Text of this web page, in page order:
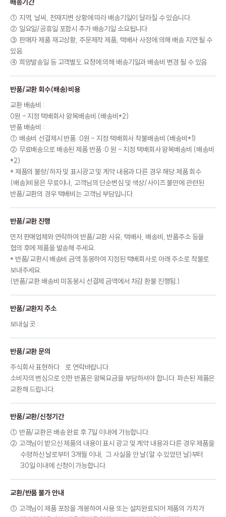
배송기간
① 지역, 날씨, 천재지변 상황에 따라 배송기일이 달라질 수 있습니다.
② 일요일/공휴일 포함시 추가 배송기일 소요됩니다.
③ 판매자 제품 재고상황, 주문제작 제품, 택배사 사정에 의해 배송 지연 될 수
있음.
④ 희망발송일 등 고객별도 요청에 의해 배송기일과 배송비 변경 될 수 있음
반품/교환 회수(배송)비용
교환 배송비 :
0원 - 지정 택배회사 왕복배송비 (배송비*2)
반품 배송비 :
① 배송비 선결제시 반품 :0원 - 지정 택배회사 착불배송비 (배송비*1)
② 무료배송으로 배송된 제품 반품 :0 원 - 지정 택배회사 왕복배송비 (배송비
*2)
* 제품의 불량/하자 및 표시광고 및 계약 내용과 다른 경우 해당 제품 회수
(배송)비용은 무료이나, 고객님의 단순변심 및 색상/사이즈 불만에 관련된
반품/교환의 경우 택배비는 고객님 부담입니다.
반품/교환 진행
먼저 판매업체와 연락하여 반품/교환 사유, 택배사, 배송비, 반품주소 등을
협의 후에 제품을 발송해 주세요.
* 반품/교환시 배송비 금액 동봉하여 지정된 택배회사로 아래 주소로 착불로
보내주세요.
(반품/교환 배송비 미동봉시 선결제 금액에서 차감 환불 진행됨.)
반품/교환지 주소
보내실 곳 :
반품/교환 문의
주식회사 표현하다 로 연락바랍니다.
소비자의 변심으로 인한 반품은 왕복요금을 부담하셔야 합니다. 파손된 제품은
교환해 드립니다.
반품/교환/신청기간
① 반품/교환은 배송 완료 후 7일 이내에 가능합니다.
② 고객님이 받으신 제품의 내용이 표시 광고 및 계약 내용과 다른 경우 제품을
수령하신 날로부터 3개월 이내, 그 사실을 안 날(알 수 있었던 날)부터
30일 이내에 신청이 가능합니다.
교환/반품 불가 안내
① 고객님이 제품 포장을 개봉하여 사용 또는 설치완료되어 제품의 가치가